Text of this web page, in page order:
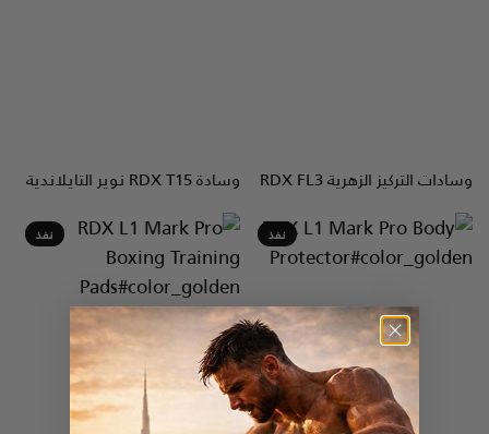
نظرة سريعة
وسادات التركيز الزهرية RDXFL3 نظرة سريعة وسادة RDXT15 نوير التايلاندية
نفذ نفذ